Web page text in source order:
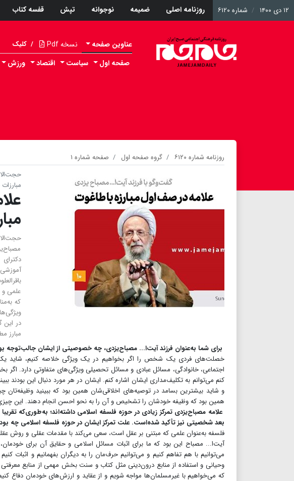
۱۲ دی ۱۴۰۰ شماره ۶۱۲۰ روزنامه اصلی ضمیمه نوجوانه تپش قفسه کتاب
عناوین صفحه نسخه Pdf / کلیک
صفحه اول سیاست اقتصاد ورزش
روزنامه شماره ۶۱۲۰ گروه صفحه اول
صفحه شماره ۱
علمی
که
در این
مبارز
برای شما به‌عنوان فرزند آیت‌ا... مصباح‌یزدی، چه خصوصیتی از ایشان جالب‌توجه
خصلت‌های فردی یک شخص را اگر بخواهیم در یک ویژگی خلاصه کنیم، شاید
اجتماعی، خانوادگی، مسائل عبادی و مسائل تحصیلی ویژگی‌های متفاوتی دارد.
کنم می‌توانم به تکلیف‌مداری ایشان اشاره کنم. ایشان در هر مورد دنبال این
و شاید بیشترین بسامد در توصیه‌های اخلاقی‌شان همین بود که ببینید
همین بود که وظیفه خودشان را تشخیص و آن را به نحو احسن انجام دهند. این
علامه مصباح‌یزدی تمرکز زیادی در حوزه فلسفه اسلامی داشته‌اند؛ به‌طوری‌که
بعد شخصیتی نیز تأکید شده‌است. علت تمرکز ایشان در حوزه فلسفه اسلامی چه
فلسفه به‌عنوان علمی که مبتنی بر عقل است، سعی می‌کند با مقدمات عقلی و
آیت‌ا... مصباح این بود که ما برای اثبات مسائل اسلامی و حقایق آن برای
می‌توانیم با هم تفاهم کنیم و می‌توانیم حرف‌مان را به دیگران بفهمانیم و
وحیانی و استفاده از منابع درون‌دینی مثل کتاب و سنت بخش مهمی از منابع
که می‌خواهیم با غیرمسلمان‌ها مواجه شویم و از عقاید و ارزش‌های خودمان دفاع